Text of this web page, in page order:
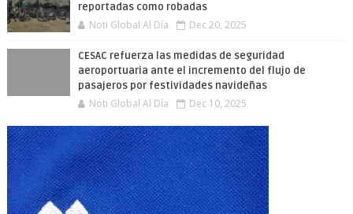
reportadas como robadas
Noti Global Al Día Dec 20, 2025
CESAC refuerza las medidas de seguridad
aeroportuaria ante el incremento del flujo de
pasajeros por festividades navideñas
Noti Global Al Día Dec 10, 2025